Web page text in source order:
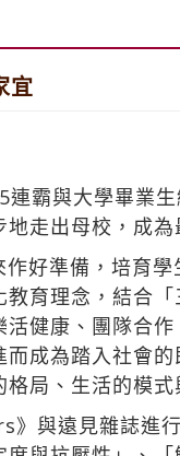
宜
霸與大學畢業
走出母校，成為
好準備，培育
教育理念，結合
健康、團隊合
成為踏入社會
局、生活的模式
與遠見雜誌進